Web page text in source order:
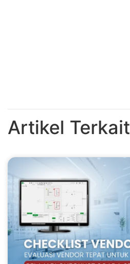
Artikel Terkait